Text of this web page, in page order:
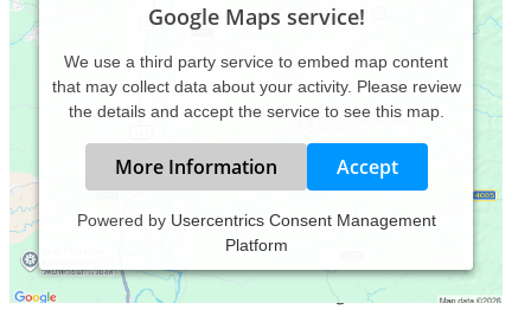
Google Maps service!
We use a third party service to embed map content
that may collect data about your activity. Please review
the details and accept the service to see this map.
More Information Accept
Powered by Usercentrics Consent Management
Platform
Praxiszeiten:
Termine nach telefonischer Vereinbarung